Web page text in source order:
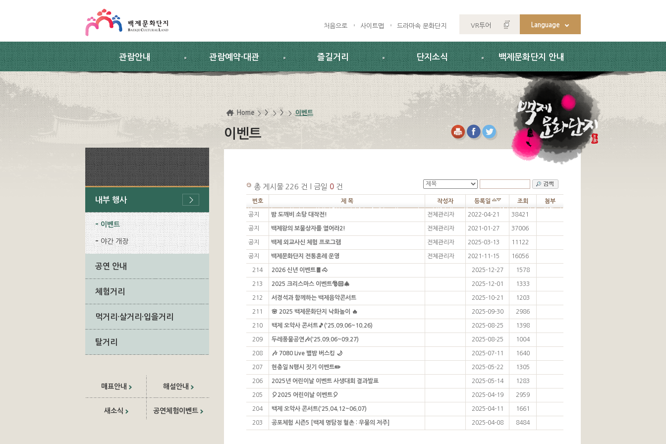
처음으로 사이트맵 드라마속 문화단지 VR투어 Language
관람안내 관람예약·대관 즐길거리 단지소식 백제문화단지 안내
내부 행사
이벤트
야간 개장
공연 안내
체험거리
먹거리·살거리·입을거리
탈거리
매표안내 해설안내
새소식 공연체험이벤트
Home > > 이벤트
이벤트
총 게시물 226 건 l 금일 0 건
번호 제 목 작성자 등록일 조회 첨부
공지 밤 도깨비 소탕 대작전! 전체관리자 2022-04-21 38421
공지 백제왕의 보물상자를 열어라2! 전체관리자 2021-01-27 37006
공지 백제 외교사신 체험 프로그램 전체관리자 2025-03-13 11122
공지 백제문화단지 전통혼례 운영 전체관리자 2021-11-15 16056
214 2026 신년 이벤트🧧🐴 2025-12-27 1578
213 2025 크리스마스 이벤트🎅🏻🎄 2025-12-01 1333
212 서경석과 함께하는 백제음악콘서트 2025-10-21 1203
211 🌸 2025 백제문화단지 낙화놀이 🔥 2025-09-30 2986
210 백제 오악사 콘서트🎵('25.09.06~10.26) 2025-08-25 1398
209 두레풍물공연🎶('25.09.06~09.27) 2025-08-25 1004
208 🎶 7080 Live 별밤 버스킹 🌙 2025-07-11 1640
207 현충일 N행시 짓기 이벤트✏️ 2025-05-22 1305
206 2025년 어린이날 이벤트 사생대회 결과발표 2025-05-14 1283
205 🎈2025 어린이날 이벤트🎈 2025-04-19 2959
204 백제 오악사 콘서트('25.04.12~06.07) 2025-04-11 1661
203 공포체험 시즌5 [백제 명탐정 혈촌 : 우물의 저주] 2025-04-08 8484